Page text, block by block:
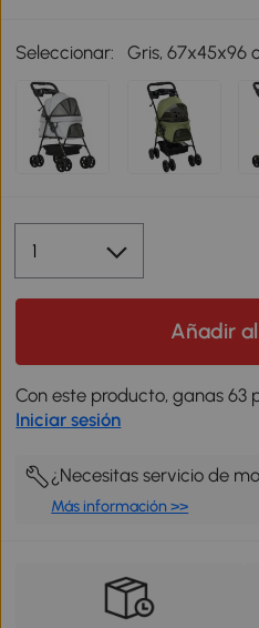
Seleccionar: Gris, 67x45x96
Añadir
Con este producto, ganas 63
Iniciar sesión
¿Necesitas servicio de
Más información >>